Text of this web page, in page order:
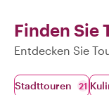
Finden Sie
Entdecken Sie
Stadttouren 21